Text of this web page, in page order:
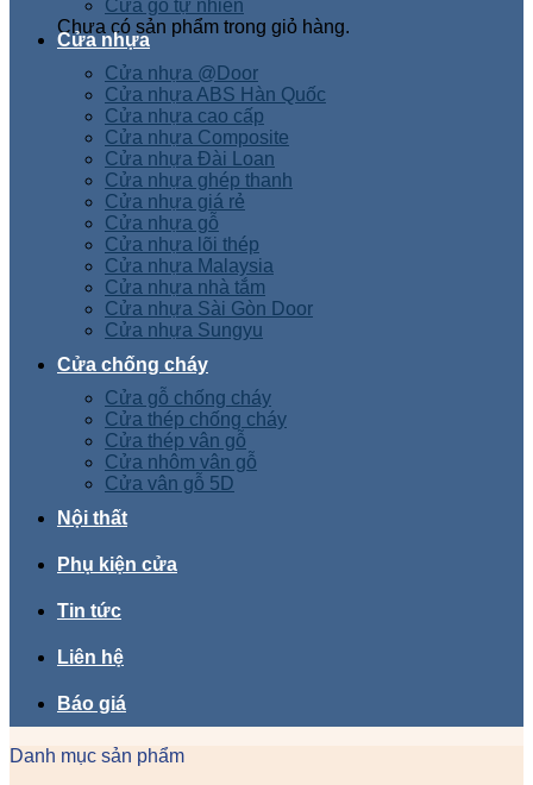
Chưa có sản phẩm trong giỏ hàng.
Cửa gỗ tự nhiên
Cửa nhựa
Cửa nhựa @Door
Cửa nhựa ABS Hàn Quốc
Cửa nhựa cao cấp
Cửa nhựa Composite
Cửa nhựa Đài Loan
Cửa nhựa ghép thanh
Cửa nhựa giá rẻ
Cửa nhựa gỗ
Cửa nhựa lõi thép
Cửa nhựa Malaysia
Cửa nhựa nhà tắm
Cửa nhựa Sài Gòn Door
Cửa nhựa Sungyu
Cửa chống cháy
Cửa gỗ chống cháy
Cửa thép chống cháy
Cửa thép vân gỗ
Cửa nhôm vân gỗ
Cửa vân gỗ 5D
Nội thất
Phụ kiện cửa
Tin tức
Liên hệ
Báo giá
Danh mục sản phẩm